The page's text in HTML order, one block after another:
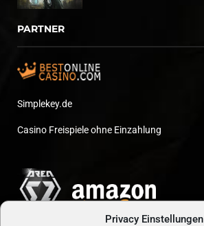
Privacy Einstellungen
PARTNER
Simplekey.de
Casino Freispiele ohne Einzahlung